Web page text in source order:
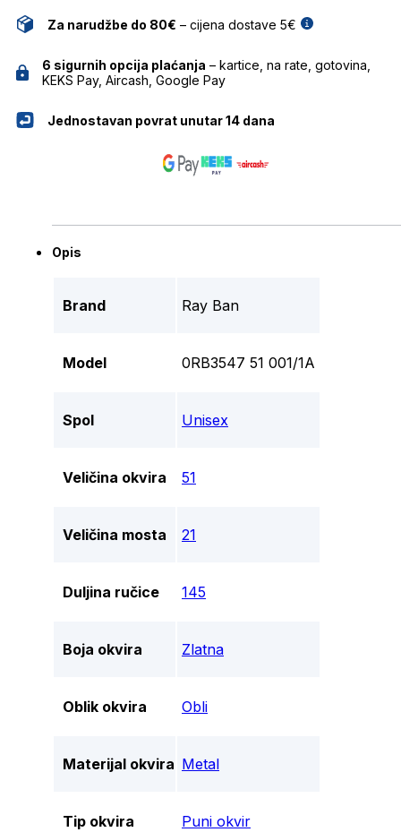
Za narudžbe do 80€ – cijena dostave 5€
6 sigurnih opcija plaćanja – kartice, na rate, gotovina,
KEKS Pay, Aircash, Google Pay
Jednostavan povrat unutar 14 dana
Opis
Brand Ray Ban
Model 0RB3547 51 001/1A
Spol Unisex
Veličina okvira 51
Veličina mosta 21
Duljina ručice 145
Boja okvira Zlatna
Oblik okvira Obli
Materijal okvira Metal
Tip okvira Puni okvir